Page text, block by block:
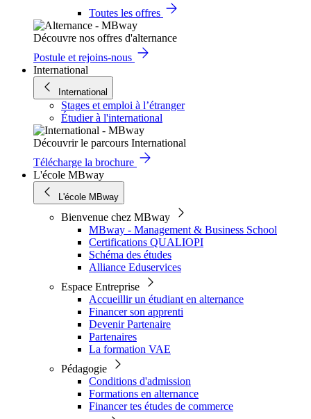
Toutes les offres
Découvre nos offres d'alternance
Postule et rejoins-nous
International
International
Stages et emploi à l’étranger
Étudier à l'international
Découvrir le parcours International
Télécharge la brochure
L'école MBway
L'école MBway
Bienvenue chez MBway
MBway - Management & Business School
Certifications QUALIOPI
Schéma des études
Alliance Eduservices
Espace Entreprise
Accueillir un étudiant en alternance
Financer son apprenti
Devenir Partenaire
Partenaires
La formation VAE
Pédagogie
Conditions d'admission
Formations en alternance
Financer tes études de commerce